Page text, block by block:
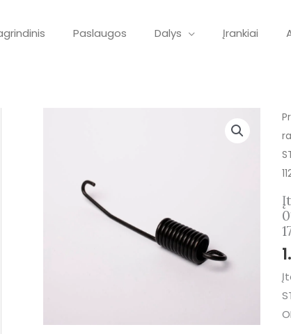
Paslaugos Dalys Įrankiai